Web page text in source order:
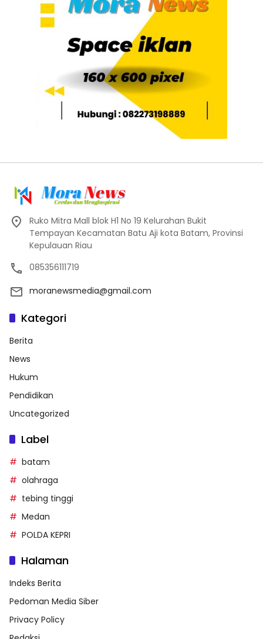
Ruko Mitra Mall blok H1 No 19 Kelurahan Bukit
Tempayan Kecamatan Batu Aji kota Batam, Provinsi
Kepulauan Riau
085356111719
moranewsmedia@gmail.com
Kategori
Berita
News
Hukum
Pendidikan
Uncategorized
Label
batam
olahraga
tebing tinggi
Medan
POLDA KEPRI
Halaman
Indeks Berita
Pedoman Media Siber
Privacy Policy